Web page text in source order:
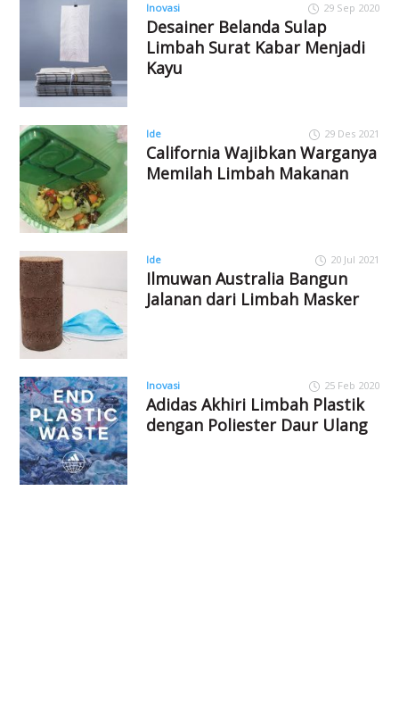
Inovasi 29 Sep 2020
Desainer Belanda Sulap
Limbah Surat Kabar Menjadi
Kayu
Ide 29 Des 2021
California Wajibkan Warganya
Memilah Limbah Makanan
Ide 20 Jul 2021
Ilmuwan Australia Bangun
Jalanan dari Limbah Masker
Inovasi 25 Feb 2020
Adidas Akhiri Limbah Plastik
dengan Poliester Daur Ulang